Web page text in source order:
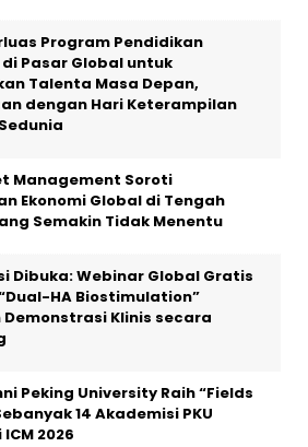
Program Pendidikan
Pasar Global untuk
Talenta Masa Depan,
dengan Hari Keterampilan
Management Soroti
Ekonomi Global di Tengah
Semakin Tidak Menentu
Dibuka: Webinar Global Gratis
HA Biostimulation”
Demonstrasi Klinis secara
Peking University Raih “Fields
14 Akademisi PKU
2026